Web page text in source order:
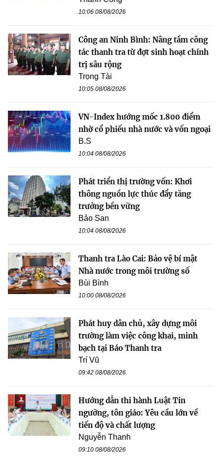
10:06 08/08/2026
Công an Ninh Bình: Nâng tầm công
tác thanh tra từ đợt sinh hoạt chính
trị sâu rộng
Trọng Tài
10:05 08/08/2026
VN-Index hướng mốc 1.800 điểm
nhờ cổ phiếu nhà nước và vốn ngoại
B.S
10:04 08/08/2026
Phát triển thị trường vốn: Khơi
thông nguồn lực thúc đẩy tăng
trưởng bền vững
Bảo San
10:04 08/08/2026
Thanh tra Lào Cai: Bảo vệ bí mật
Nhà nước trong môi trường số
Bùi Bình
10:00 08/08/2026
Phát huy dân chủ, xây dựng môi
trường làm việc công khai, minh
bạch tại Báo Thanh tra
Trí Vũ
09:42 08/08/2026
Hướng dẫn thi hành Luật Tín
ngưỡng, tôn giáo: Yêu cầu lớn về
tiến độ và chất lượng
Nguyễn Thanh
09:10 08/08/2026